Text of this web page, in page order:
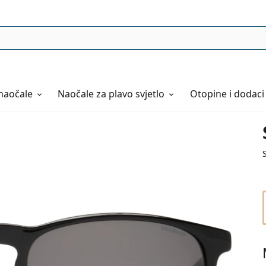
Naočaleza plavo svjetlo Otopine i dodaci